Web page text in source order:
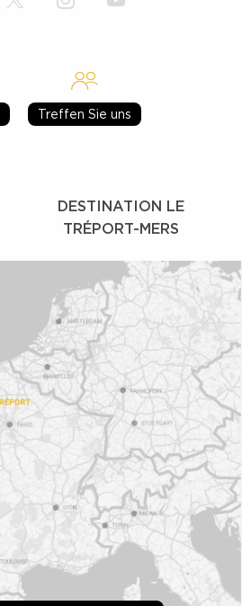
Treffen Sie uns
DESTINATION LE
TRÉPORT-MERS